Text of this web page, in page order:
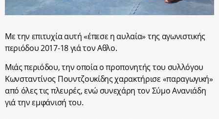
Με την επιτυχία αυτή «έπεσε η αυλαία» της αγωνιστικής
περιόδου 2017-18 γιά τον Αθλο.
Μιάς περιόδου, την οποία ο προπονητής του συλλόγου
Κωνσταντίνος Πουντζουκίδης χαρακτήρισε «παραγωγική»
από όλες τις πλευρές, ενώ συνεχάρη τον Σύμο Ανανιάδη
γιά την εμφάνισή του.